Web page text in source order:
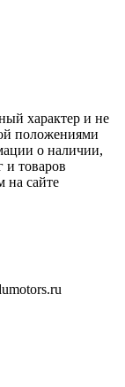
характер и не
положениями
о наличии,
и товаров
на сайте